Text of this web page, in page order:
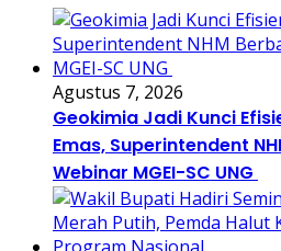
Agustus 7, 2026
Geokimia Jadi Kunci
Emas, Superintendent
Webinar MGEI-SC UNG